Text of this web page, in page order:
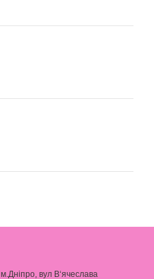
м.Дніпро, вул В‘ячеслава